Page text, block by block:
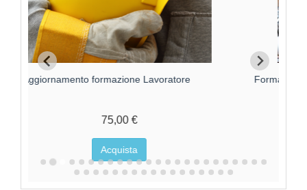
Formazione Lavoratore parte GENERALE 4 ore
70,00 €
Acquista